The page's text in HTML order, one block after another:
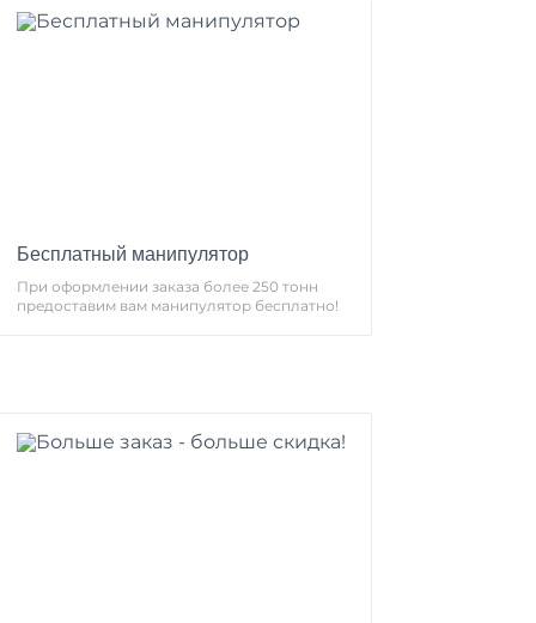
Бесплатный манипулятор
При оформлении заказа более 250 тонн
предоставим вам манипулятор бесплатно!